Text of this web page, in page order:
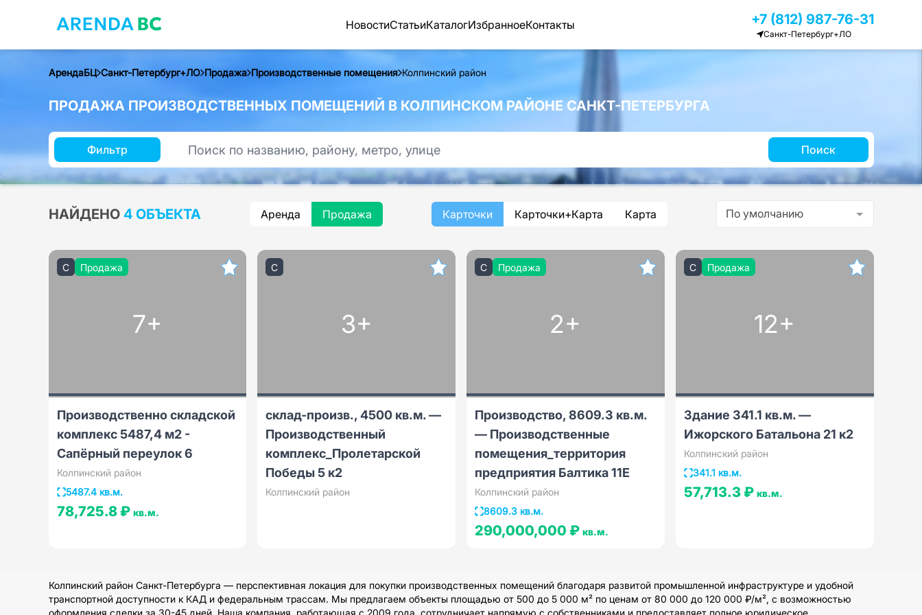
НовостиСтатьиКаталогИзбранноеКонтакты +7 (812) 987-76-31
Санкт-Петербург+ЛО
АрендаБЦ Санкт-Петербург+ЛО Продажа Производственные помещения Колпинский район
ПРОДАЖА ПРОИЗВОДСТВЕННЫХ ПОМЕЩЕНИЙ В КОЛПИНСКОМ РАЙОНЕ САНКТ-ПЕТЕРБУРГА
Фильтр Поиск
НАЙДЕНО 4 ОБЪЕКТА Аренда Продажа Карточки Карточки+Карта Карта По умолчанию
C Продажа
7+
Производственно складской
комплекс 5487,4 м2 -
Сапёрный переулок 6
Колпинский район
5487.4 кв.м.
78,725.8 ₽ кв.м.
C
3+
склад-произв., 4500 кв.м. —
Производственный
комплекс_Пролетарской
Победы 5 к2
Колпинский район
C Продажа
2+
Производство, 8609.3 кв.м.
— Производственные
помещения_территория
предприятия Балтика 11Е
Колпинский район
8609.3 кв.м.
290,000,000 ₽ кв.м.
C Продажа
12+
Здание 341.1 кв.м. —
Ижорского Батальона 21 к2
Колпинский район
341.1 кв.м.
57,713.3 ₽ кв.м.
Колпинский район Санкт-Петербурга — перспективная локация для покупки производственных помещений благодаря развитой промышленной инфраструктуре и удобной
транспортной доступности к КАД и федеральным трассам. Мы предлагаем объекты площадью от 500 до 5 000 м² по ценам от 80 000 до 120 000 ₽/м², с возможностью
оформления сделки за 30-45 дней. Наша компания, работающая с 2009 года, сотрудничает напрямую с собственниками и предоставляет полное юридическое